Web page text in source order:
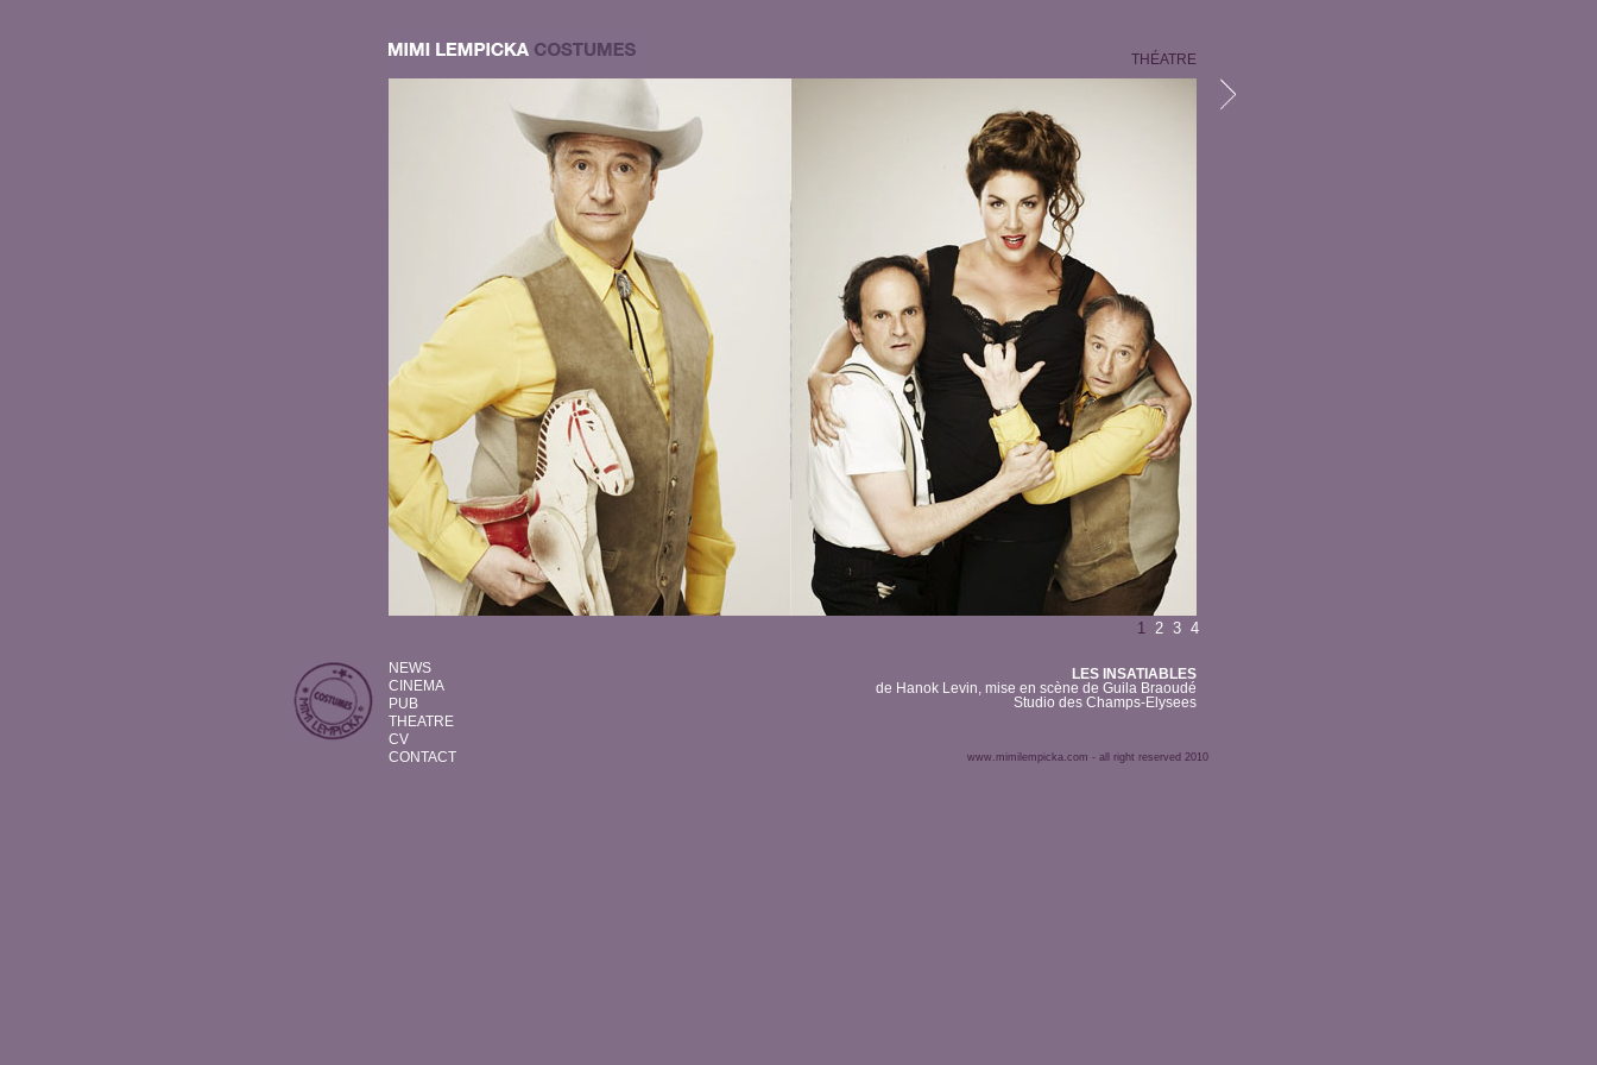
THÉATRE
1 2 3 4
LES INSATIABLES
de Hanok Levin, mise en scène de Guila Braoudé
Studio des Champs-Elysees
NEWS
CINEMA
PUB
THEATRE
CV
CONTACT
www.mimilempicka.com - all right reserved 2010